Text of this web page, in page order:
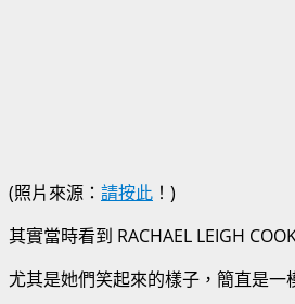
(照片來源： 請按此 ！)
其實當時看到 RACHAEL LEIGH
尤其是她們笑起來的樣子，簡直是一